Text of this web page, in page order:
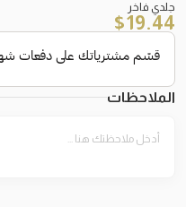
جلدي فاخر
19.44
$
الملاحظات